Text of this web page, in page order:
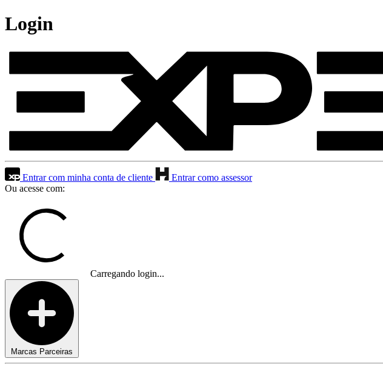
Login
Entrar com minha conta de cliente
Entrar como assessor
Ou acesse com:
Carregando login...
Marcas Parceiras